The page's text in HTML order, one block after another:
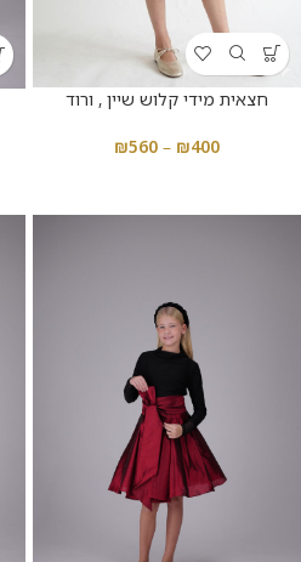
חצאית מידי קלוש שיין , ורוד
₪400
–
₪560